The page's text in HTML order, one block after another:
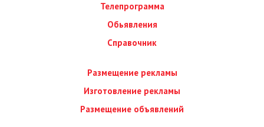
Телепрограмма
Обьявления
Справочник
Размещение рекламы
Изготовление рекламы
Размещение объявлений